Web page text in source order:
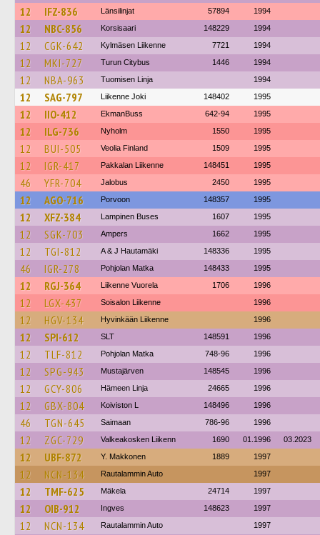
12 IFZ-836 Länsilinjat 57894 1994
12 NBC-856 Korsisaari 148229 1994
12 CGK-642 Kylmäsen Liikenne 7721 1994
12 MKI-727 Turun Citybus 1446 1994
12 NBA-963 Tuomisen Linja 1994
12 SAG-797 Liikenne Joki 148402 1995
12 IIO-412 EkmanBuss 642-94 1995
12 ILG-736 Nyholm 1550 1995
12 BUI-505 Veolia Finland 1509 1995
12 IGR-417 Pakkalan Liikenne 148451 1995
46 YFR-704 Jalobus 2450 1995
12 AGO-716 Porvoon 148357 1995
12 XFZ-384 Lampinen Buses 1607 1995
12 SGK-703 Ampers 1662 1995
12 TGI-812 A & J Hautamäki 148336 1995
46 IGR-278 Pohjolan Matka 148433 1995
12 RGJ-364 Liikenne Vuorela 1706 1996
12 LGX-437 Soisalon Liikenne 1996
12 HGV-134 Hyvinkään Liikenne 1996
12 SPI-612 SLT 148591 1996
12 TLF-812 Pohjolan Matka 748-96 1996
12 SPG-943 Mustajärven 148545 1996
12 GCY-806 Hämeen Linja 24665 1996
12 GBX-804 Koiviston L 148496 1996
46 TGN-645 Saimaan 786-96 1996
12 ZGC-729 Valkeakosken Liikenn 1690 01.1996 03.2023
12 UBF-872 Y. Makkonen 1889 1997
12 NCN-134 Rautalammin Auto 1997
12 TMF-625 Mäkela 24714 1997
12 OIB-912 Ingves 148623 1997
12 NCN-134 Rautalammin Auto 1997